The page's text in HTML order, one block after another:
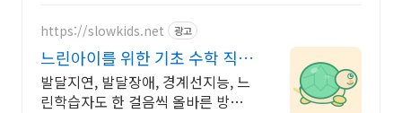
https://slowkids.net 광고
느린아이를 위한 기초 수학 직접
교육 경험으로 만든 앱
발달지연, 발달장애, 경계선지능, 느
린학습자도 한 걸음씩 올바른 방향